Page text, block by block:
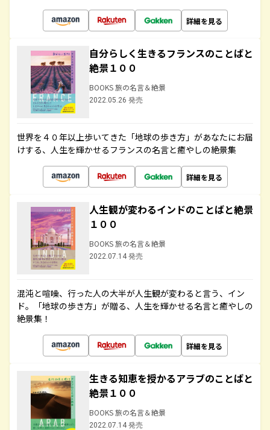
詳細を見る
自分らしく生きるフランスのことばと
絶景１００
BOOKS 旅の名言＆絶景
2022.05.26 発売
世界を４０年以上歩いてきた「地球の歩き方」があなたにお届
けする、人生を輝かせるフランスの名言と癒やしの絶景集
詳細を見る
人生観が変わるインドのことばと絶景
１００
BOOKS 旅の名言＆絶景
2022.07.14 発売
混沌と喧噪、行った人の大半が人生観が変わると言う、イン
ド。「地球の歩き方」が贈る、人生を輝かせる名言と癒やしの
絶景集！
詳細を見る
生きる知恵を授かるアラブのことばと
絶景１００
BOOKS 旅の名言＆絶景
2022.07.14 発売